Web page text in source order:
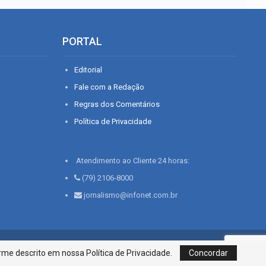
PORTAL
Editorial
Fale com a Redação
Regras dos Comentários
Política de Privacidade
Atendimento ao Cliente 24 horas:
(79) 2106-8000
jornalismo@infonet.com.br
Bairro São José | Aracaju-SE, CEP 49015-030, Fone: 79.2106.8000 - CI
Centro de Informações LTDA
descrito em nossa Política de Privacidade.
Concordar